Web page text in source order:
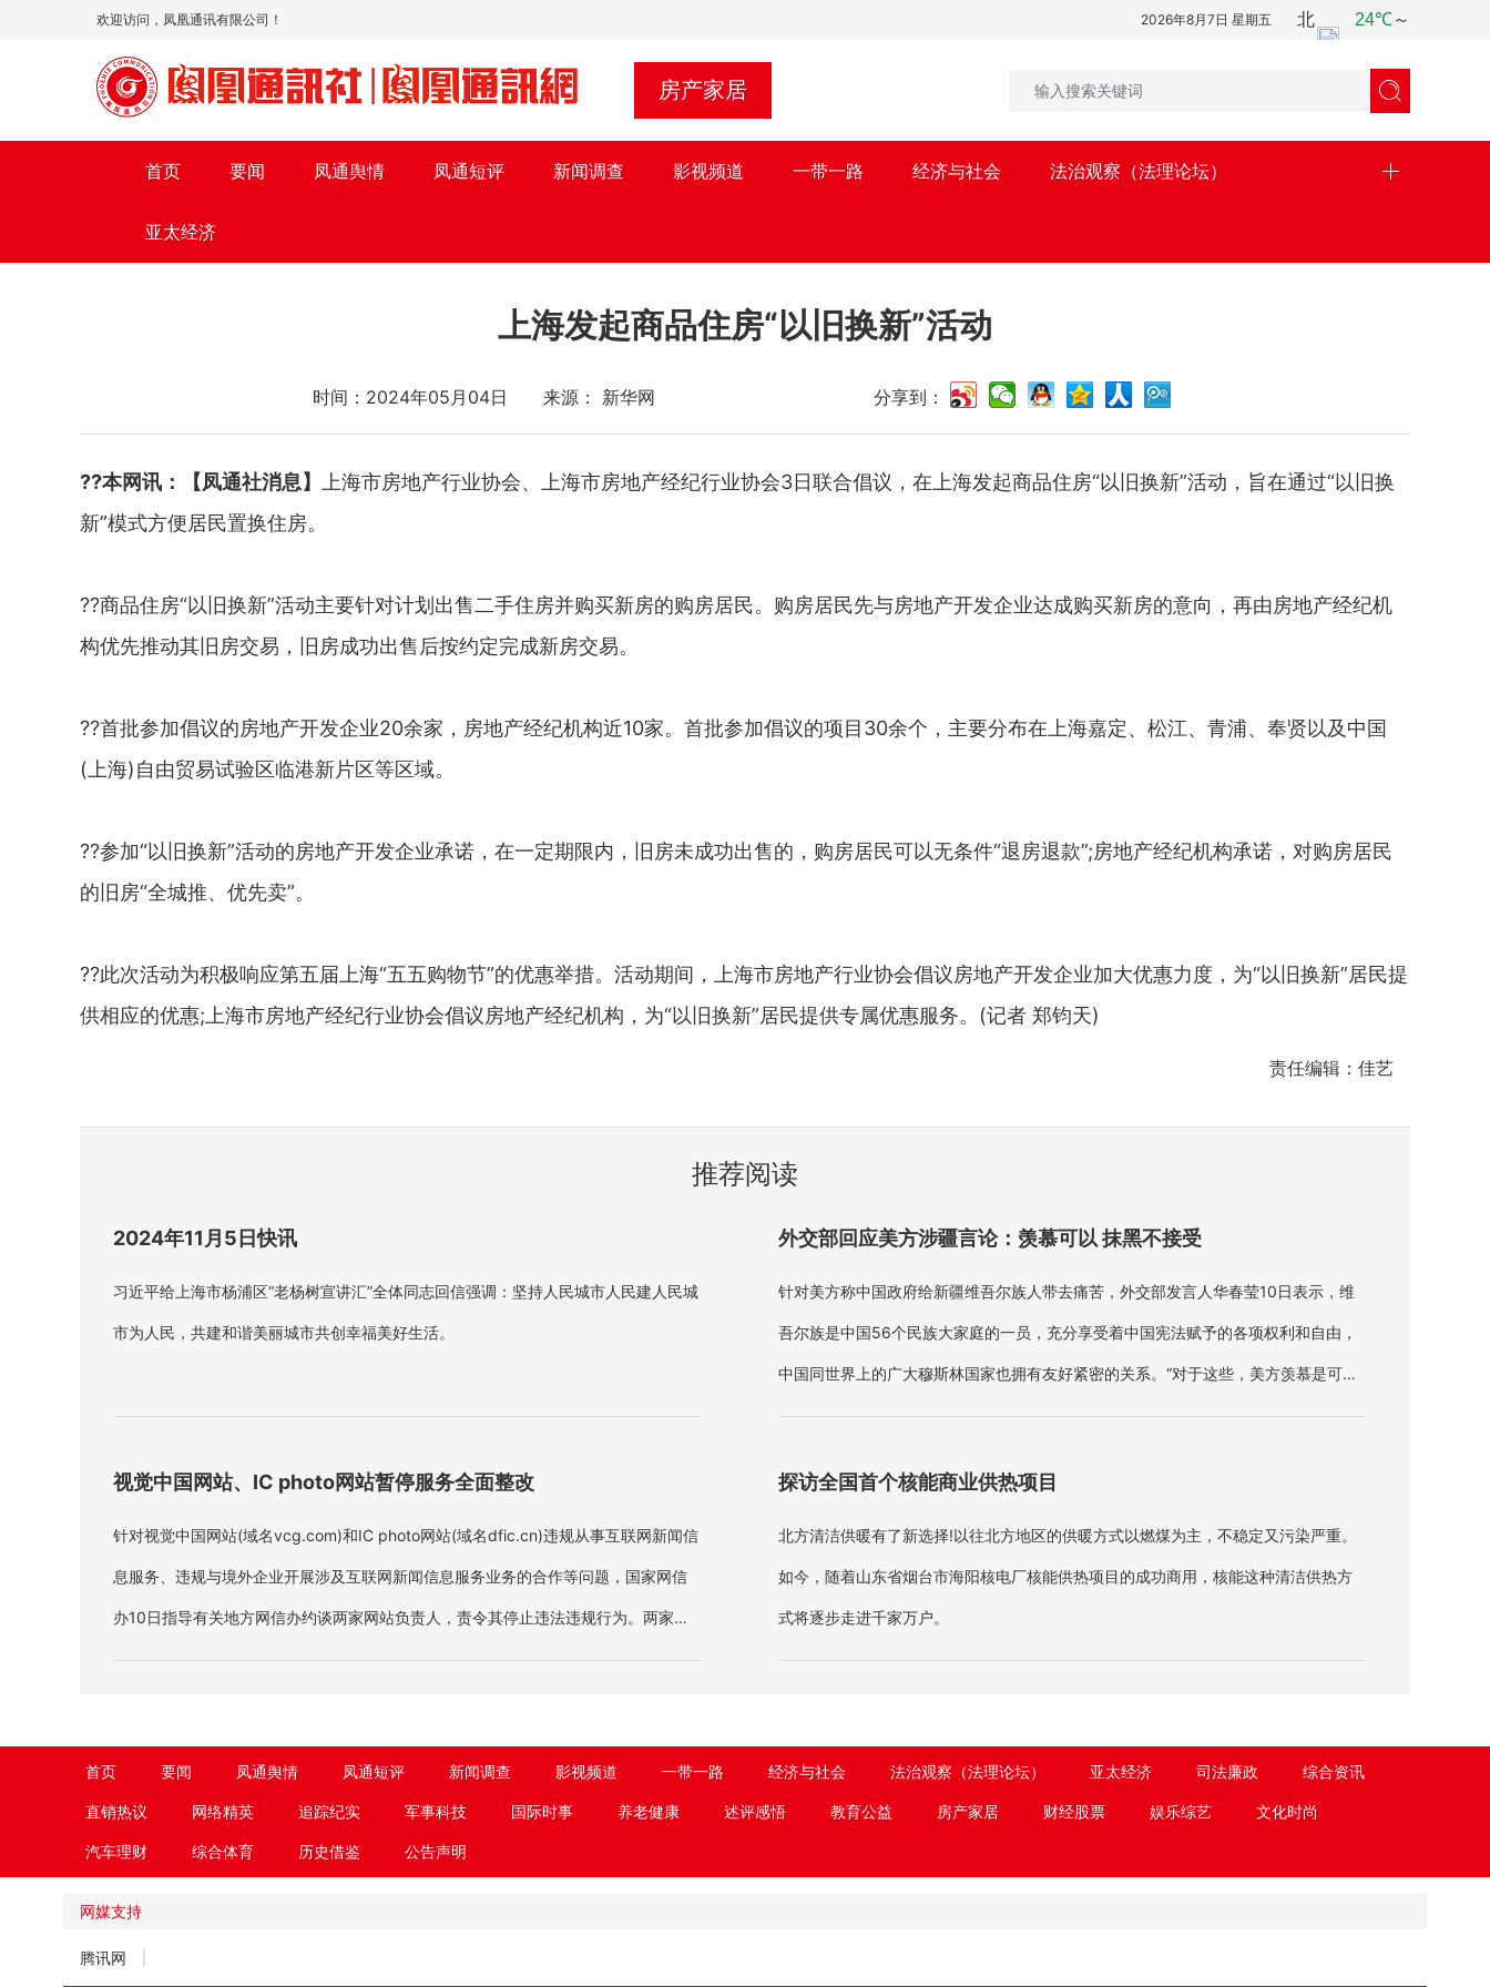
欢迎访问，凤凰通讯有限公司！ 2026年8月7日 星期五
房产家居 
首页 要闻 凤通舆情 凤通短评 新闻调查 影视频道 一带一路 经济与社会 法治观察（法理论坛）
亚太经济
上海发起商品住房“以旧换新”活动
时间：2024年05月04日 来源： 新华网 分享到：
??本网讯：【凤通社消息】
上海市房地产行业协会、上海市房地产经纪行业协会3日联合倡议，在上海发起商品住房“以旧换新”活动，旨在通过“以旧换
新”模式方便居民置换住房。
??商品住房“以旧换新”活动主要针对计划出售二手住房并购买新房的购房居民。购房居民先与房地产开发企业达成购买新房的意向，再由房地产经纪机
构优先推动其旧房交易，旧房成功出售后按约定完成新房交易。
??首批参加倡议的房地产开发企业20余家，房地产经纪机构近10家。首批参加倡议的项目30余个，主要分布在上海嘉定、松江、青浦、奉贤以及中国
(上海)自由贸易试验区临港新片区等区域。
??参加“以旧换新”活动的房地产开发企业承诺，在一定期限内，旧房未成功出售的，购房居民可以无条件“退房退款”;房地产经纪机构承诺，对购房居民
的旧房“全城推、优先卖”。
??此次活动为积极响应第五届上海“五五购物节”的优惠举措。活动期间，上海市房地产行业协会倡议房地产开发企业加大优惠力度，为“以旧换新”居民提
供相应的优惠;上海市房地产经纪行业协会倡议房地产经纪机构，为“以旧换新”居民提供专属优惠服务。(记者 郑钧天)
责任编辑：佳艺
推荐阅读
2024年11月5日快讯
习近平给上海市杨浦区“老杨树宣讲汇”全体同志回信强调：坚持人民城市人民建人民城
市为人民，共建和谐美丽城市共创幸福美好生活。
外交部回应美方涉疆言论：羡慕可以 抹黑不接受
针对美方称中国政府给新疆维吾尔族人带去痛苦，外交部发言人华春莹10日表示，维
吾尔族是中国56个民族大家庭的一员，充分享受着中国宪法赋予的各项权利和自由，
中国同世界上的广大穆斯林国家也拥有友好紧密的关系。“对于这些，美方羡慕是可以
理解的，但是如果美方造谣、抹黑、污蔑，这是不能接受的。
视觉中国网站、IC photo网站暂停服务全面整改
针对视觉中国网站(域名vcg.com)和IC photo网站(域名dfic.cn)违规从事互联网新闻信
息服务、违规与境外企业开展涉及互联网新闻信息服务业务的合作等问题，国家网信
办10日指导有关地方网信办约谈两家网站负责人，责令其停止违法违规行为。两家网
站即日起暂停服务全面整改。
探访全国首个核能商业供热项目
北方清洁供暖有了新选择!以往北方地区的供暖方式以燃煤为主，不稳定又污染严重。
如今，随着山东省烟台市海阳核电厂核能供热项目的成功商用，核能这种清洁供热方
式将逐步走进千家万户。
首页 要闻 凤通舆情 凤通短评 新闻调查 影视频道 一带一路 经济与社会 法治观察（法理论坛） 亚太经济 司法廉政 综合资讯
直销热议 网络精英 追踪纪实 军事科技 国际时事 养老健康 述评感悟 教育公益 房产家居 财经股票 娱乐综艺 文化时尚
汽车理财 综合体育 历史借鉴 公告声明
网媒支持
腾讯网